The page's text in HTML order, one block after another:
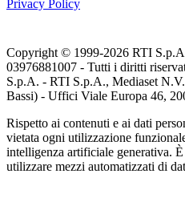
Privacy Policy
Copyright © 1999-2026 RTI
03976881007 - Tutti i diritti
S.p.A. - RTI S.p.A., Mediaset
Bassi) - Uffici Viale Europa 46,
Rispetto ai contenuti e ai dati
vietata ogni utilizzazione
intelligenza artificiale generativa.
utilizzare mezzi automatizzati di